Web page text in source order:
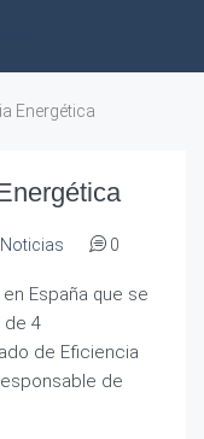
Energética
Noticias 0
España que se
de 4
de Eficiencia
de